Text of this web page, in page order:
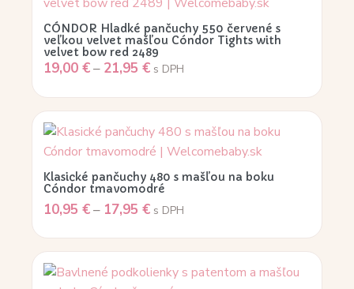
CÓNDOR Hladké pančuchy 550 červené s
veľkou velvet mašľou Cóndor Tights with
velvet bow red 2489
19,00 €– 21,95 € s DPH
Klasické pančuchy 480 s mašľou na boku
Cóndor tmavomodré
10,95 €– 17,95 € s DPH